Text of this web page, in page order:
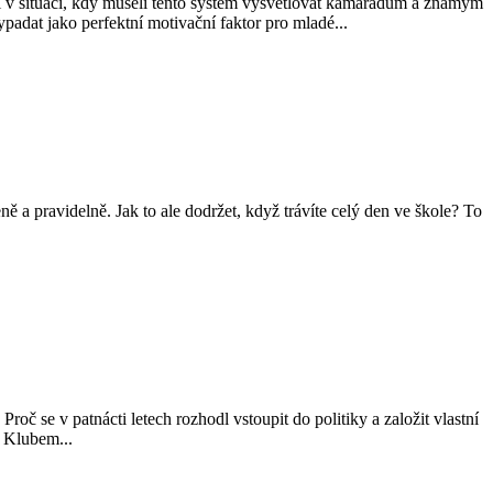
jako perfektní motivační faktor pro mladé...
a pravidelně. Jak to ale dodržet, když trávíte celý den ve škole? To
se v patnácti letech rozhodl vstoupit do politiky a založit vlastní
Klubem...